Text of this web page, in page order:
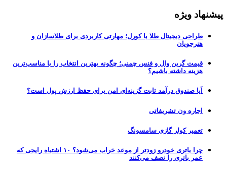
پیشنهاد ویژه
طراحی دیجیتال طلا با کورل؛ مهارتی کاربردی برای طلاسازان و
هنرجویان
قیمت گرین وال و فنس چمنی؛ چگونه بهترین انتخاب را با مناسب‌ترین
هزینه داشته باشیم؟
آیا صندوق درآمد ثابت گزینه‌ای امن برای حفظ ارزش پول است؟
اجاره ون تشریفاتی
تعمیر کولر گازی سامسونگ
چرا باتری خودرو زودتر از موعد خراب می‌شود؟ ۱۰ اشتباه رایجی که
عمر باتری را نصف می‌کنند